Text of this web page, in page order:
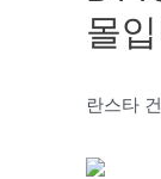
몰
란스타